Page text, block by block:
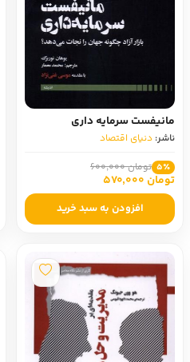
مانیفست سرمایه داری
ناشر: دنیای اقتصاد
5٪ تومان 600,000
تومان 570,000
افزودن به سبد خرید